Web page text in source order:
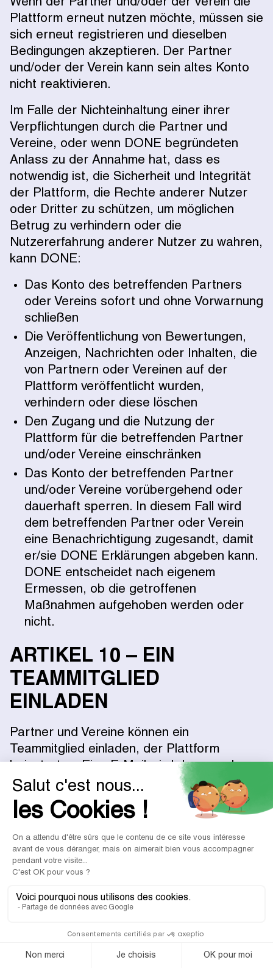
Plattform erneut nutzen möchte, müssen sie
sich erneut registrieren und dieselben
Bedingungen akzeptieren. Der Partner
und/oder der Verein kann sein altes Konto
nicht reaktivieren.
Im Falle der Nichteinhaltung einer ihrer
Verpflichtungen durch die Partner und
Vereine, oder wenn DONE begründeten
Anlass zu der Annahme hat, dass es
notwendig ist, die Sicherheit und Integrität
der Plattform, die Rechte anderer Nutzer
oder Dritter zu schützen, um möglichen
Betrug zu verhindern oder die
Nutzererfahrung anderer Nutzer zu wahren,
kann DONE:
Das Konto des betreffenden Partners
oder Vereins sofort und ohne Vorwarnung
schließen
Die Veröffentlichung von Bewertungen,
Anzeigen, Nachrichten oder Inhalten, die
von Partnern oder Vereinen auf der
Plattform veröffentlicht wurden,
verhindern oder diese löschen
Den Zugang und die Nutzung der
Plattform für die betreffenden Partner
und/oder Vereine einschränken
Das Konto der betreffenden Partner
und/oder Vereine vorübergehend oder
dauerhaft sperren. In diesem Fall wird
dem betreffenden Partner oder Verein
eine Benachrichtigung zugesandt, damit
er/sie DONE Erklärungen abgeben kann.
DONE entscheidet nach eigenem
Ermessen, ob die getroffenen
Maßnahmen aufgehoben werden oder
nicht.
ARTIKEL 10 – EIN
TEAMMITGLIED
EINLADEN
Partner und Vereine können ein
Teammitglied einladen, der Plattform
beizutreten. Eine E-Mail wird dann an das
Teammitglied gesendet. Dieses hat die
Möglichkeit, dem Partner und/oder dem
Verein beizutreten. Im Falle eines Beitritts
wird das Konto des Teammitglieds
automatisch erstellt und es kann sofort
zusammenarbeiten.
ARTIKEL 11 – CSR
Alle Partner können auf ihren CSR-Index
berechnet wird: